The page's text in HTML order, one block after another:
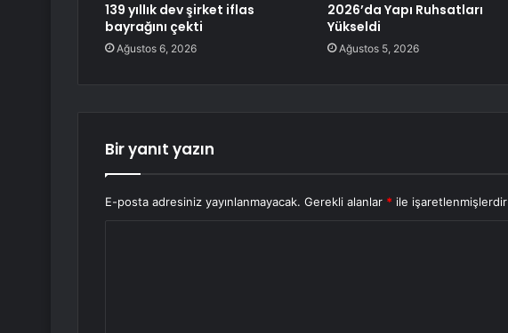
139 yıllık dev şirket iflas
bayrağını çekti
Ağustos 6, 2026
2026’da Yapı Ruhsatları
Yükseldi
Ağustos 5, 2026
Bir yanıt yazın
E-posta adresiniz yayınlanmayacak. Gerekli alanlar * ile işaretlenmişlerdir